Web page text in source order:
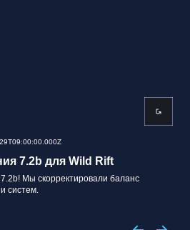
7.2b для Wild Rift
Мы скорректировали баланс
систем.